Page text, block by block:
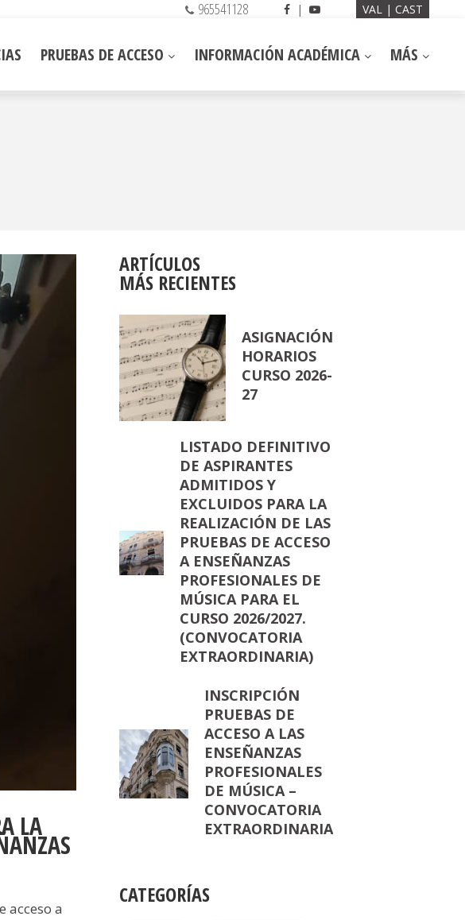
965541128 | VAL CAST
PRUEBAS DE ACCESO INFORMACIÓN ACADÉMICA MÁS
LA
acceso a
ARTÍCULOS
MÁS RECIENTES
ASIGNACIÓN
HORARIOS
CURSO 2026-
27
LISTADO DEFINITIVO
DE ASPIRANTES
ADMITIDOS Y
EXCLUIDOS PARA LA
REALIZACIÓN DE LAS
PRUEBAS DE ACCESO
A ENSEÑANZAS
PROFESIONALES DE
MÚSICA PARA EL
CURSO 2026/2027.
(CONVOCATORIA
EXTRAORDINARIA)
INSCRIPCIÓN
PRUEBAS DE
ACCESO A LAS
ENSEÑANZAS
PROFESIONALES
DE MÚSICA –
CONVOCATORIA
EXTRAORDINARIA
CATEGORÍAS